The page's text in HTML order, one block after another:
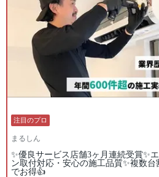
▼表示価格に
範囲
エアコン内
換器） / フ
の簡易清掃 /
口コミもご参
※本ページで
ります。
注目のプロ
まるしん
✨優良サービス店舗3ヶ月連続受賞✨
ン取付対応・安心の施工品質✨複数台
でお得👍